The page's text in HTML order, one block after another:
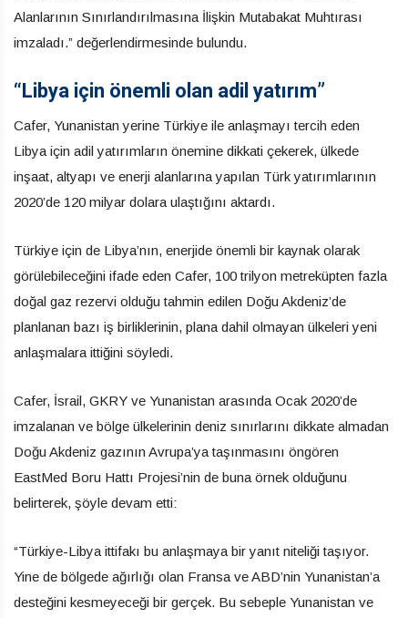
Alanlarının Sınırlandırılmasına İlişkin Mutabakat Muhtırası
imzaladı.” değerlendirmesinde bulundu.
“Libya için önemli olan adil yatırım”
Cafer, Yunanistan yerine Türkiye ile anlaşmayı tercih eden
Libya için adil yatırımların önemine dikkati çekerek, ülkede
inşaat, altyapı ve enerji alanlarına yapılan Türk yatırımlarının
2020’de 120 milyar dolara ulaştığını aktardı.
Türkiye için de Libya’nın, enerjide önemli bir kaynak olarak
görülebileceğini ifade eden Cafer, 100 trilyon metreküpten fazla
doğal gaz rezervi olduğu tahmin edilen Doğu Akdeniz’de
planlanan bazı iş birliklerinin, plana dahil olmayan ülkeleri yeni
anlaşmalara ittiğini söyledi.
Cafer, İsrail, GKRY ve Yunanistan arasında Ocak 2020’de
imzalanan ve bölge ülkelerinin deniz sınırlarını dikkate almadan
Doğu Akdeniz gazının Avrupa’ya taşınmasını öngören
EastMed Boru Hattı Projesi’nin de buna örnek olduğunu
belirterek, şöyle devam etti:
“Türkiye-Libya ittifakı bu anlaşmaya bir yanıt niteliği taşıyor.
Yine de bölgede ağırlığı olan Fransa ve ABD’nin Yunanistan’a
desteğini kesmeyeceği bir gerçek. Bu sebeple Yunanistan ve